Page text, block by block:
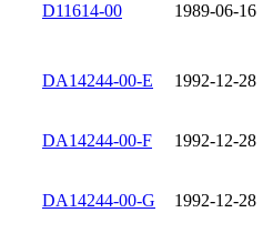
D11614-00 1989-06-16
DA14244-00-E 1992-12-28
DA14244-00-F 1992-12-28
DA14244-00-G 1992-12-28